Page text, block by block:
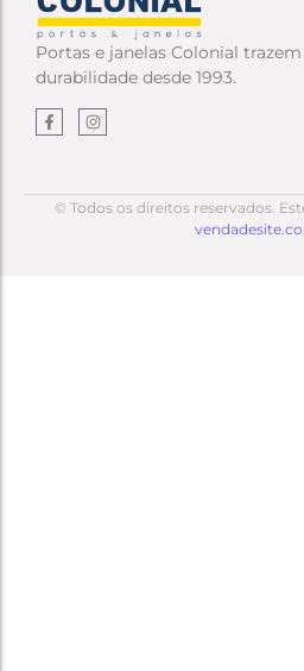
Portas e janelas Colonial
durabilidade desde 1993.
© Todos os direitos reservados.